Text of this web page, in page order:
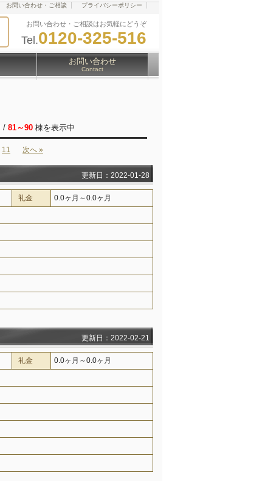
お問い合わせ・ご相談はお気軽にどうぞ
Tel.0120-325-516
お問い合わせ・ご相談 プライバシーポリシー
お問い合わせ
Contact
/ 81～90 棟を表示中
11 次へ »
更新日：2022-01-28
礼金
0.0ヶ月～0.0ヶ月
更新日：2022-02-21
礼金
0.0ヶ月～0.0ヶ月